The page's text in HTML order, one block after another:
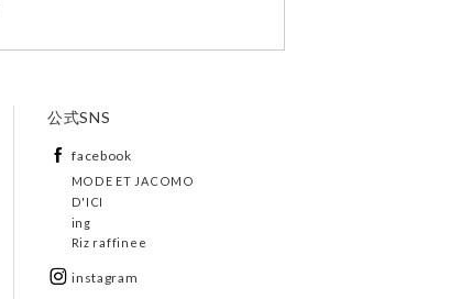
公式SNS
facebook
MODE ET JACOMO
D'ICI
ing
Riz raffinee
instagram